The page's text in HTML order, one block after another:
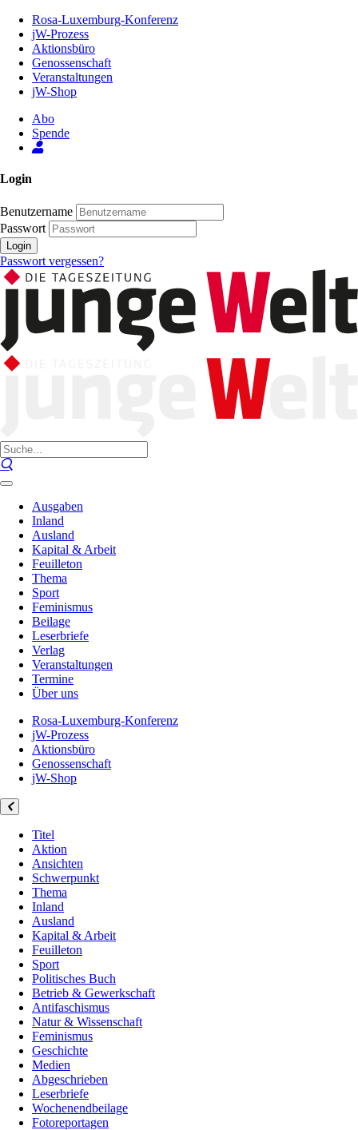
Inhalt
Seite
Rosa-Luxemburg-Konferenz
jW-Prozess
Aktionsbüro
Genossenschaft
Veranstaltungen
jW-Shop
Abo
Spende
Login
Benutzername
Passwort
Login
Passwort vergessen?
Ausgaben
Inland
Ausland
Kapital & Arbeit
Feuilleton
Thema
Sport
Feminismus
Beilage
Leserbriefe
Verlag
Veranstaltungen
Termine
Über uns
Rosa-Luxemburg-Konferenz
jW-Prozess
Aktionsbüro
Genossenschaft
jW-Shop
Titel
Aktion
Ansichten
Schwerpunkt
Thema
Inland
Ausland
Kapital & Arbeit
Feuilleton
Sport
Politisches Buch
Betrieb & Gewerkschaft
Antifaschismus
Natur & Wissenschaft
Feminismus
Geschichte
Medien
Abgeschrieben
Leserbriefe
Wochenendbeilage
Fotoreportagen